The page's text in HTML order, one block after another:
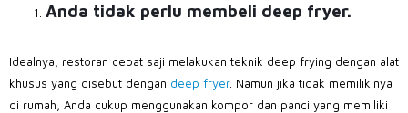
Anda tidak perlu membeli deep fryer.
Idealnya, restoran cepat saji melakukan teknik deep frying dengan alat
khusus yang disebut dengan deep fryer. Namun jika tidak memilikinya
di rumah, Anda cukup menggunakan kompor dan panci yang memiliki